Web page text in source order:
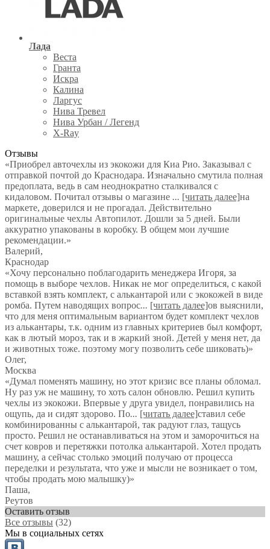
Лада
Веста
Гранта
Искра
Калина
Ларгус
Нива Тревел
Нива Урбан / Легенд
X-Ray
Отзывы
«Приобрел авточехлы из экокожи для Киа Рио. Заказывал с
отправкой почтой до Краснодара. Изначально смутила полная
предоплата, ведь в сам неоднократно сталкивался с
кидаловом. Почитал отзывы о магазине ... [читать далее]на
маркете, доверился и не прогадал. Действительно
оригинальные чехлы Автопилот. Дошли за 5 дней. Были
аккуратно упакованы в коробку. В общем мои лучшие
рекомендации.»
Валерий,
Краснодар
«Хочу персонально поблагодарить менеджера Игоря, за
помощь в выборе чехлов. Никак не мог определиться, с какой
вставкой взять комплект, с алькантарой или с экокожей в виде
ромба. Путем наводящих вопрос... [читать далее]ов выяснили,
что для меня оптимальным вариантом будет комплект чехлов
из алькантары, т.к. одним из главных критериев был комфорт,
как в лютый мороз, так и в жаркий зной. Детей у меня нет, да
и животных тоже. поэтому могу позволить себе шиковать)»
Олег,
Москва
«Думал поменять машину, но этот кризис все планы обломал.
Ну раз уж не машину, то хоть салон обновлю. Решил купить
чехлы из экокожи. Впервые у друга увидел, понравились на
ощупь, да и сидят здорово. По... [читать далее]ставил себе
комбинированны с алькантарой, так радуют глаз, тащусь
просто. Решил не останавливаться на этом и заморочиться на
счет ковров и перетяжки потолка алькантарой. Хотел продать
машину, а сейчас столько эмоций получаю от процесса
переделки и результата, что уже и мысли не возникает о том,
чтобы продать мою малышку)»
Паша,
Реутов
Оставить отзыв
Все отзывы (32)
Мы в социальных сетях